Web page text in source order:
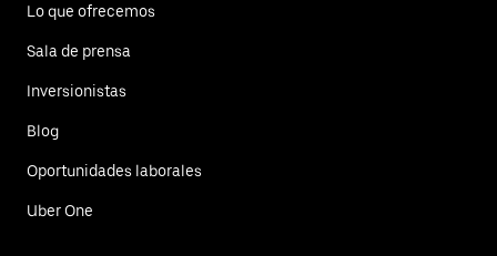
Lo que ofrecemos
Sala de prensa
Inversionistas
Blog
Oportunidades laborales
Uber One